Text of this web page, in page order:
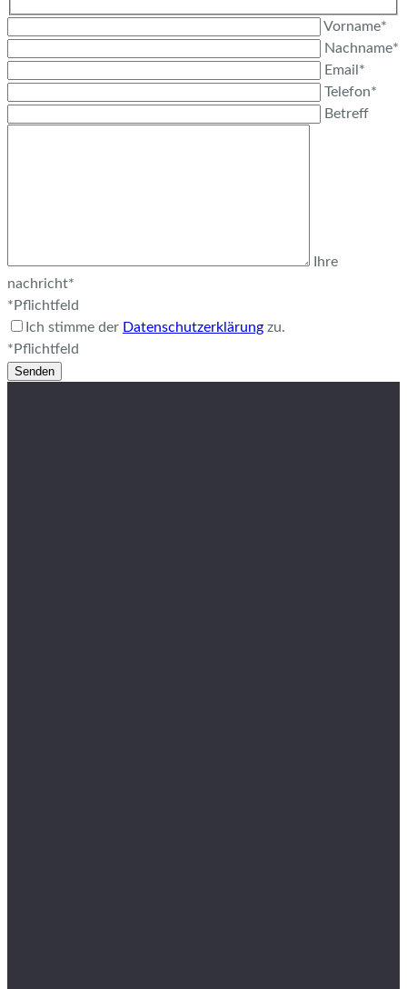
Vorname*
Nachname*
Email*
Telefon*
Betreff
Ihre
nachricht*
*Pflichtfeld
Ich stimme der Datenschutzerklärung zu.
*Pflichtfeld